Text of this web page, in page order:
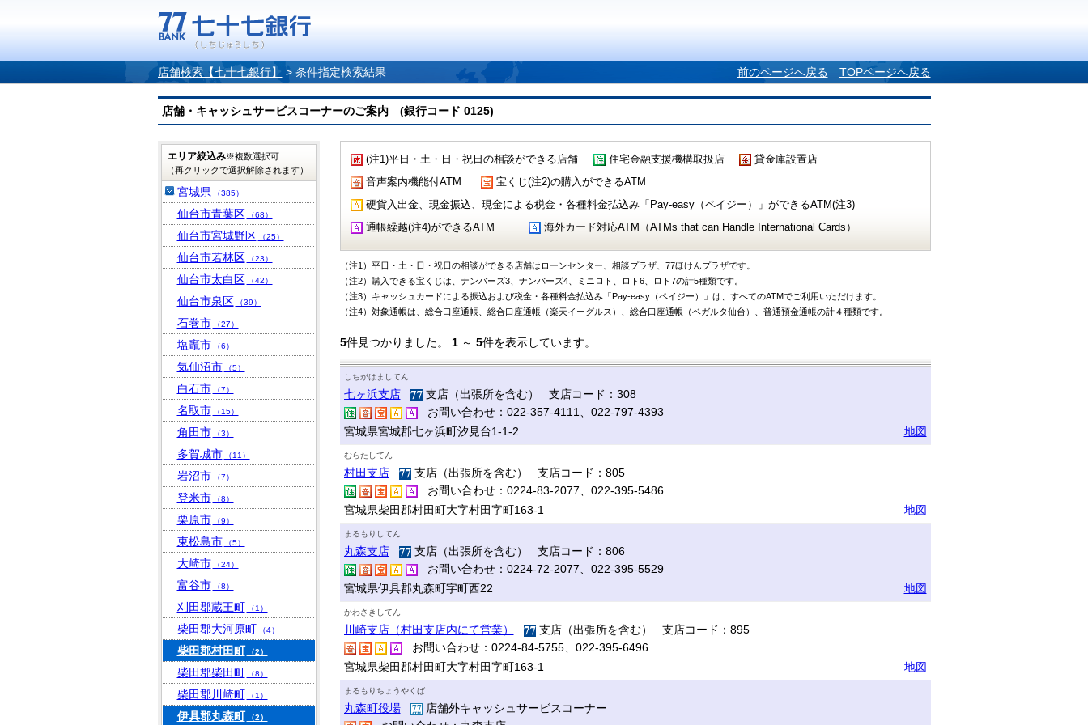
店舗検索【七十七銀行】 > 条件指定検索結果 前のページへ戻る TOPページへ戻る
店舗・キャッシュサービスコーナーのご案内 (銀行コード 0125)
(注1)平日・土・日・祝日の相談ができる店舗 住宅金融支援機構取扱店
貸金庫設置店
音声案内機能付ATM
宝くじ(注2)の購入ができるATM
硬貨入出金、現金振込、現金による税金・各種料金払込み「Pay-easy（ペイジー）」ができるATM(注3)
通帳繰越(注4)ができるATM
海外カード対応ATM（ATMs that can Handle International Cards）
（注1）平日・土・日・祝日の相談ができる店舗はローンセンター、相談プラザ、77ほけんプラザです。
（注2）購入できる宝くじは、ナンバーズ3、ナンバーズ4、ミニロト、ロト6、ロト7の計5種類です。
（注3）キャッシュカードによる振込および税金・各種料金払込み「Pay-easy（ペイジー）」は、すべてのATMでご利用いただけます。
（注4）対象通帳は、総合口座通帳、総合口座通帳（楽天イーグルス）、総合口座通帳（ベガルタ仙台）、普通預金通帳の計４種類です。
5件見つかりました。 1～ 5件を表示しています。
しちがはましてん
七ヶ浜支店
支店（出張所を含む） 支店コード：308
お問い合わせ：022-357-4111、022-797-4393
宮城県宮城郡七ヶ浜町汐見台1-1-2
地図
むらたしてん
村田支店
支店（出張所を含む） 支店コード：805
お問い合わせ：0224-83-2077、022-395-5486
宮城県柴田郡村田町大字村田字町163-1
地図
まるもりしてん
丸森支店
支店（出張所を含む） 支店コード：806
お問い合わせ：0224-72-2077、022-395-5529
宮城県伊具郡丸森町字町西22
地図
かわさきしてん
川崎支店（村田支店内にて営業）
支店（出張所を含む） 支店コード：895
お問い合わせ：0224-84-5755、022-395-6496
宮城県柴田郡村田町大字村田字町163-1
地図
まるもりちょうやくば
丸森町役場
店舗外キャッシュサービスコーナー
エリア絞込み※複数選択可
（再クリックで選択解除されます）
宮城県 （385）
仙台市青葉区 （68）
仙台市宮城野区 （25）
仙台市若林区 （23）
仙台市太白区 （42）
仙台市泉区 （39）
石巻市 （27）
塩竈市 （6）
気仙沼市 （5）
白石市 （7）
名取市 （15）
角田市 （3）
多賀城市 （11）
岩沼市 （7）
登米市 （8）
栗原市 （9）
東松島市 （5）
大崎市 （24）
富谷市 （8）
刈田郡蔵王町 （1）
柴田郡大河原町 （4）
柴田郡村田町 （2）
柴田郡柴田町 （8）
柴田郡川崎町 （1）
伊具郡丸森町 （2）